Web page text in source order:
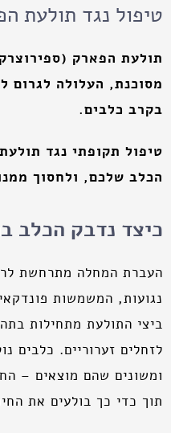
טיפול נגד תולעת
תולעת הפארק
מסוכנת, העלולה לגרום
בקרב כלבים.
טיפול תקופתי נגד
הכלב שלכם, ולחסוך
כיצד נדבק הכלב
העברת המחלה מתרחשת
נגועות, המשמשות
ביצי התולעת מתחילות
לזחלים זערוריים. כלבים
ומשונים שהם מוצאים –
תוך כדי כך בולעים את